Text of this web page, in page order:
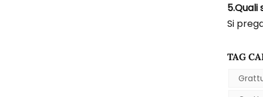
Si
TAG